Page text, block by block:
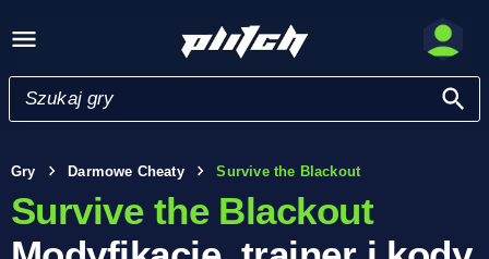
Gry Darmowe Cheaty Survive the Blackout
Survive the Blackout